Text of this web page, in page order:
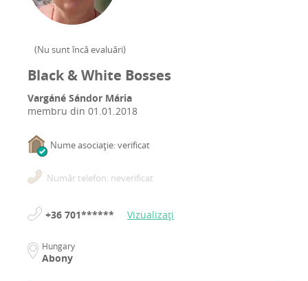
(Nu sunt încă evaluări)
Black & White Bosses
Vargáné Sándor Mária
membru din 01.01.2018
Nume asociație: verificat
Număr telefon: neverificat
+36 701****** Vizualizați
Hungary
Abony